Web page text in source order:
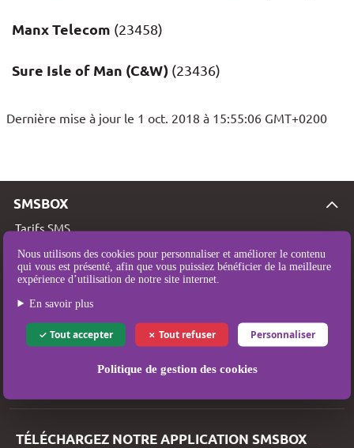
Nous utilisons des cookies pour personnaliser et améliorer le contenu
qui vous est présenté, afin que vous puissiez bénéficier de la meilleure
expérience d’utilisation de notre site internet.
En savoir plus
Tout accepter Tout refuser Personnaliser
Politique de gestion des cookies
Manx Telecom (23458)
Sure Isle of Man (C&W) (23436)
Dernière mise à jour le 1 oct. 2018 à 15:55:06 GMT+0200
SMSBOX
Tarifs SMS
Couverture SMS
Qui sommes-nous ?
Mentions légales
Conditions Générales d’Utilisation et de Vente
TÉLÉCHARGEZ NOTRE APPLICATION SMSBOX